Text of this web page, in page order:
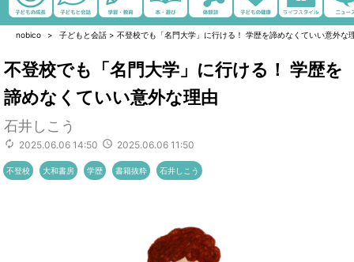
nobico 子どもと会話 > 不登校でも「名門大学」に行ける！ 学歴を諦めなくていい意外な
不登校でも「名門大学」に行ける！ 学歴を
諦めなくていい意外な理由
石井しこう
2025.06.06 14:50 2025.06.06 11:50
不登校 大和書房 学歴 書籍抜粋 石井しこう